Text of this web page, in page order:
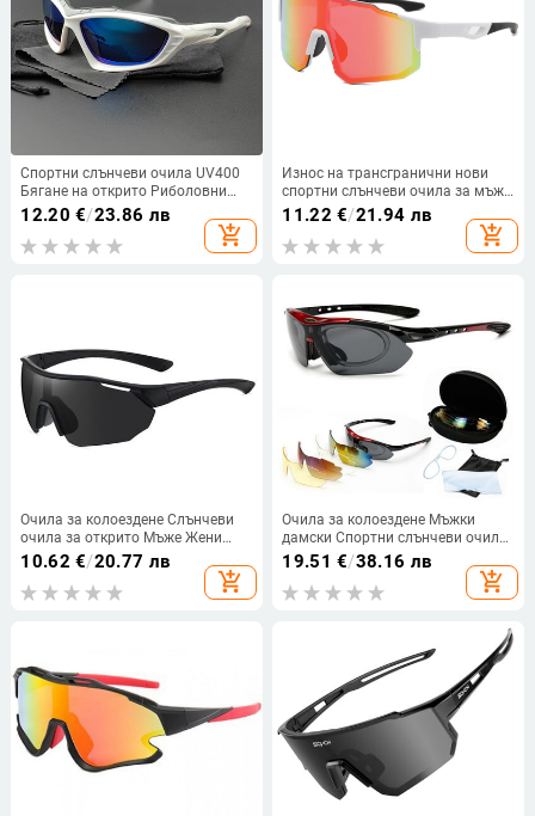
Спортни слънчеви очила UV400
Бягане на открито Риболовни
очила 2024 MTB Колоездене
Очила Калъф за шосеен
велосипед Жени Мъжки
12.20 €/23.86 лв
add_shopping_cart
Износ на трансгранични нови
спортни слънчеви очила за мъже
и жени, колоездачни слънчеви
очила, цветни слънчеви очила
11.22 €/21.94 лв
add_shopping_cart
Очила за колоездене Слънчеви
очила за открито Мъже Жени
MTB Bike Очила Спортни очила за
езда UV400 Очила за велосипеди
за планински път с кутия
10.62 €/20.77 лв
add_shopping_cart
Очила за колоездене Мъжки
дамски Спортни слънчеви очила
Очила за колоездене MTB Road
Анти-отблясъци Велосипед
Велосипед Защита на очила 5
19.51 €/38.16 лв
add_shopping_cart